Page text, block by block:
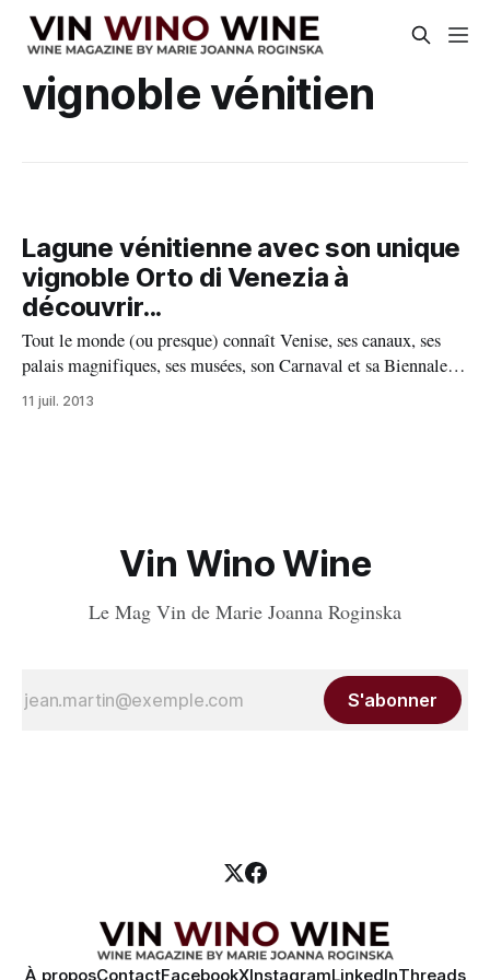
vignoble vénitien
Lagune vénitienne avec son unique
vignoble Orto di Venezia à
découvrir...
Tout le monde (ou presque) connaît Venise, ses canaux, ses
palais magnifiques, ses musées, son Carnaval et sa Biennale,
sans oublier les gondoles et j’en passe… Mais qui connaît son
seul et unique vignoble sur la lagune, lequel fait aussi partie
11 juil. 2013
Vin Wino Wine
Le Mag Vin de Marie Joanna Roginska
S'abonner
À proposContactFacebookXInstagramLinkedInThreads